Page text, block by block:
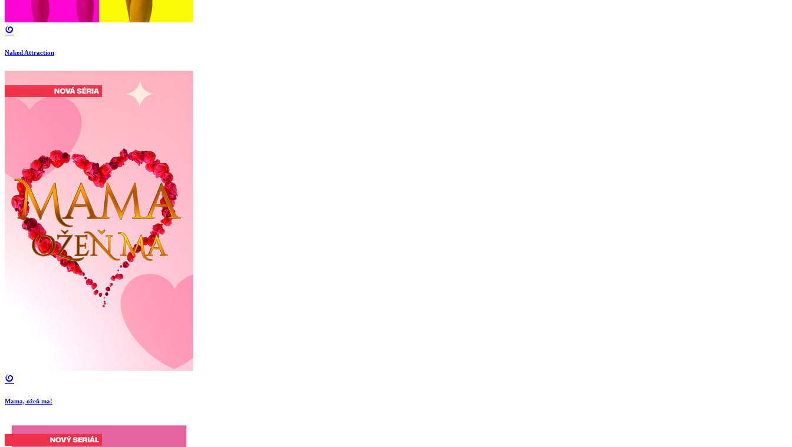
Naked Attraction
Mama, ožeň ma!